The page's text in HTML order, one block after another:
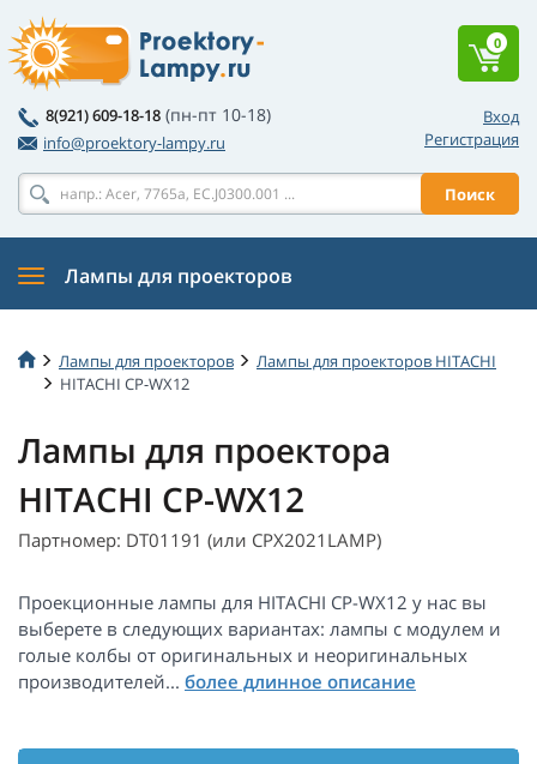
Вход
Регистрация
8(921) 609-18-18 (пн-пт 10-18)
info@proektory-lampy.ru
Поиск
0
Лампы для проекторов
Лампы для проекторов
Лампы для проекторов HITACHI
HITACHI CP-WX12
Лампы для проектора
HITACHI CP-WX12
Партномер: DT01191 (или CPX2021LAMP)
Проекционные лампы для HITACHI CP-WX12 у нас вы
выберете в следующих вариантах: лампы с модулем и
голые колбы от оригинальных и неоригинальных
производителей...